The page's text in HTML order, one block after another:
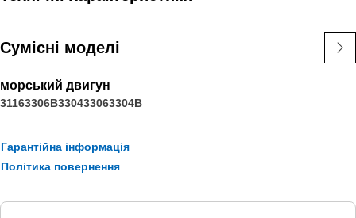
Сумісні моделі
морський двигун
31163306B330433063304B
Гарантійна інформація
Політика повернення